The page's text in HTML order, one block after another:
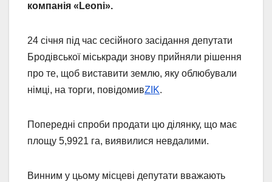
компанія «Leoni».
24 січня під час сесійного засідання депутати
Бродівської міськради знову прийняли рішення
про те, щоб виставити землю, яку облюбували
німці, на торги, повідомивZIK.
Попередні спроби продати цю ділянку, що має
площу 5,9921 га, виявилися невдалими.
Винним у цьому місцеві депутати вважають